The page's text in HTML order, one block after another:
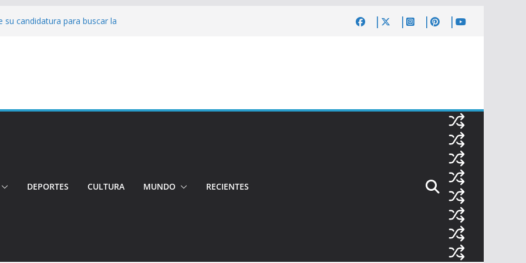
su candidatura para buscar la
Investigan crimen de un hombre en el
e incidentes marcaron la
DEPORTES CULTURA MUNDO RECIENTES